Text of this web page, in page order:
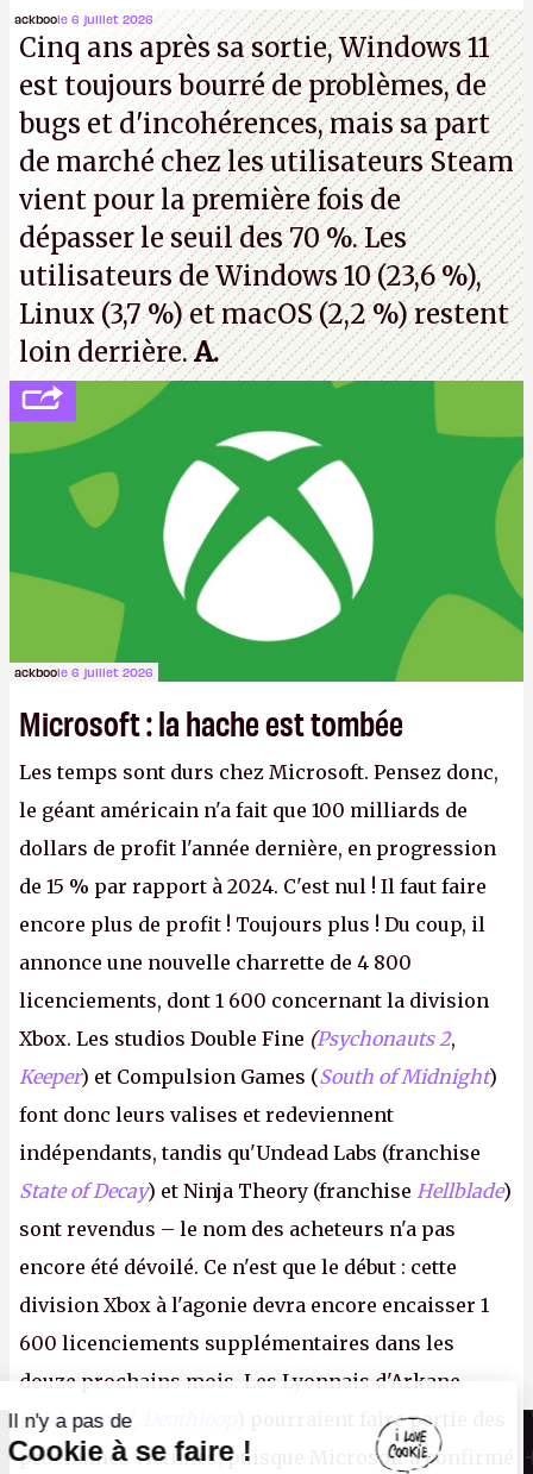
Microsoft, mais le syndicat des employés confirme
de nombreux licenciements.A.
ackboole 6 juillet 2026
Cinq ans après sa sortie, Windows 11
est toujours bourré de problèmes, de
bugs et d'incohérences, mais sa part
de marché chez les utilisateurs Steam
vient pour la première fois de
dépasser le seuil des 70 %. Les
utilisateurs de Windows 10 (23,6 %),
Linux (3,7 %) et macOS (2,2 %) restent
loin derrière.A.
ackboole 6 juillet 2026
Microsoft : la hache est tombée
Les temps sont durs chez Microsoft. Pensez donc,
le géant américain n'a fait que 100 milliards de
dollars de profit l'année dernière, en progression
de 15 % par rapport à 2024. C'est nul ! Il faut faire
encore plus de profit ! Toujours plus ! Du coup, il
annonce une nouvelle charrette de 4 800
licenciements, dont 1 600 concernant la division
Xbox. Les studios Double Fine (Psychonauts 2,
Keeper) et Compulsion Games (South of Midnight)
font donc leurs valises et redeviennent
indépendants, tandis qu'Undead Labs (franchise
State of Decay) et Ninja Theory (franchise Hellblade)
sont revendus – le nom des acheteurs n'a pas
encore été dévoilé. Ce n'est que le début : cette
division Xbox à l'agonie devra encore encaisser 1
600 licenciements supplémentaires dans les
douze prochains mois. Les Lyonnais d'Arkane
(Dishonored,
) pourraient faire partie des
prochaines victimes, puisque Microsoft a confirmé
Canard PC
Kiosque numérique
Il n'y a pas de
Cookie à se faire !